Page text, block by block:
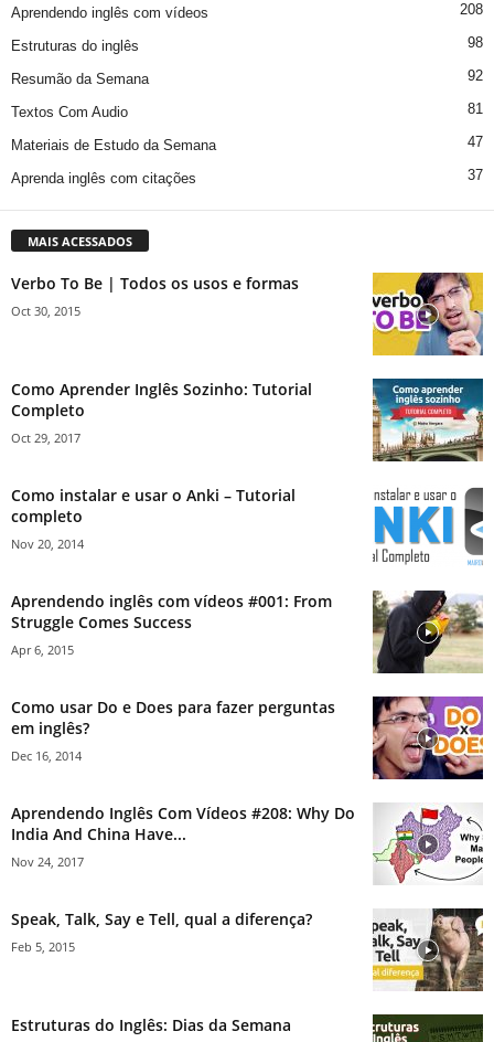
Aprendendo inglês com vídeos 208
Estruturas do inglês 98
Resumão da Semana 92
Textos Com Audio 81
Materiais de Estudo da Semana 47
Aprenda inglês com citações 37
MAIS ACESSADOS
Verbo To Be | Todos os usos e formas
Oct 30, 2015
Como Aprender Inglês Sozinho: Tutorial
Completo
Oct 29, 2017
Como instalar e usar o Anki – Tutorial
completo
Nov 20, 2014
Aprendendo inglês com vídeos #001: From
Struggle Comes Success
Apr 6, 2015
Como usar Do e Does para fazer perguntas
em inglês?
Dec 16, 2014
Aprendendo Inglês Com Vídeos #208: Why Do
India And China Have...
Nov 24, 2017
Speak, Talk, Say e Tell, qual a diferença?
Feb 5, 2015
Estruturas do Inglês: Dias da Semana